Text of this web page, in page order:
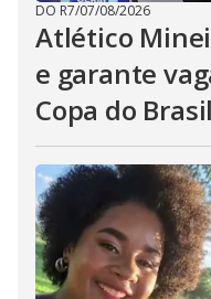
DO R7/07/08/2026
Atlético
e garante
Copa do Brasil